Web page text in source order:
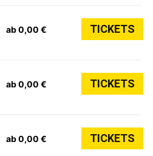
ab 0,00 € TICKETS
ab 0,00 € TICKETS
ab 0,00 € TICKETS